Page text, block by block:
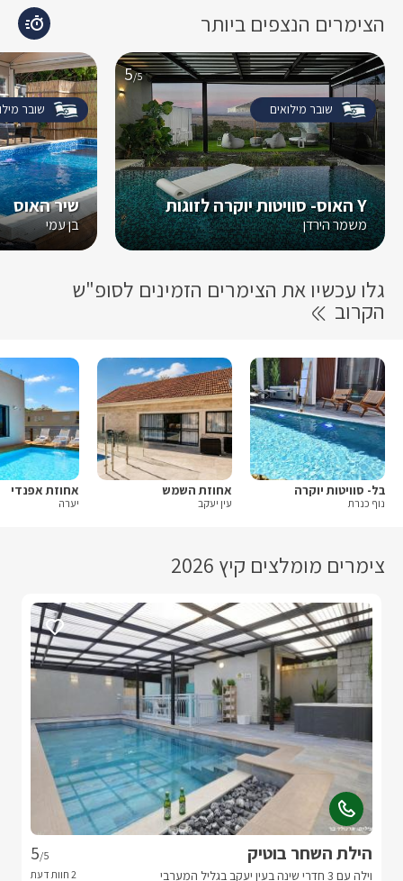
הצימרים הנצפים ביותר
Y האוס- סוויטות יוקרה לזוגות
משמר הירדן
5/5
שובר מילואים
שיר האוס
בן עמי
שובר
גלו עכשיו את הצימרים הזמינים לסופ"ש
הקרוב
בל- סוויטות יוקרה
נוף כנרת
אחוזת השמש
עין יעקב
אחוזת אפנדי
יערה
צימרים מומלצים קיץ 2026
הילת השחר בוטיק
וילה עם 3 חדרי שינה בעין יעקב בגליל המערבי
5/5